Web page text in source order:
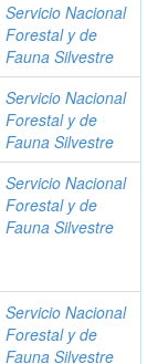
Servicio Nacional
Forestal y de
Fauna Silvestre
Servicio Nacional
Forestal y de
Fauna Silvestre
Servicio Nacional
Forestal y de
Fauna Silvestre
Servicio Nacional
Forestal y de
Fauna Silvestre